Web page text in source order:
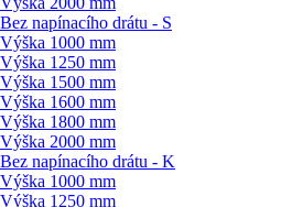
Bez napínacího drátu - S
Výška 1000 mm
Výška 1250 mm
Výška 1500 mm
Výška 1600 mm
Výška 1800 mm
Výška 2000 mm
Bez napínacího drátu - K
Výška 1000 mm
Výška 1250 mm